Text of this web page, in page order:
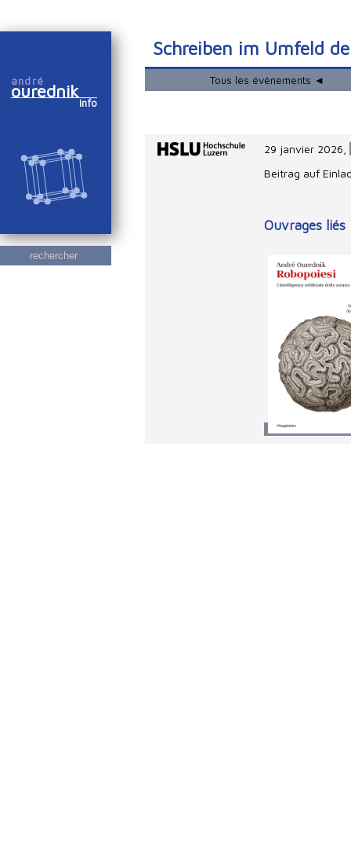
andré
ourednik
info
rechercher
Schreiben im Umfeld
Tous les évènements ◄
29 janvier 2026
Beitrag auf
Ouvrages liés